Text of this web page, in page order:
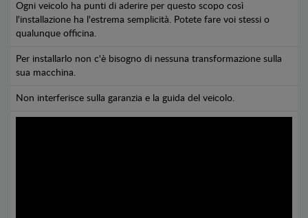
Ogni veicolo ha punti di aderire per questo scopo così
l'installazione ha l'estrema semplicità. Potete fare voi stessi o
qualunque officina.
Per installarlo non c'è bisogno di nessuna transformazione sulla
sua macchina.
Non interferisce sulla garanzia e la guida del veicolo.